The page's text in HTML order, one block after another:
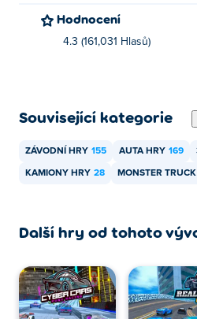
Hodnocení
4.3 (161,031 Hlasů)
Související kategorie
ZÁVODNÍ HRY 155 AUTA HRY 169
KAMIONY HRY 28 MONSTER
Další hry od tohoto